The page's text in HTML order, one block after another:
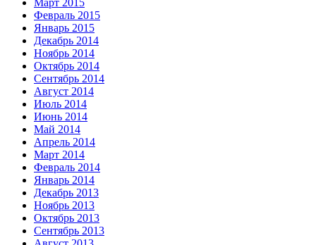
Февраль 2015
Январь 2015
Декабрь 2014
Ноябрь 2014
Октябрь 2014
Сентябрь 2014
Август 2014
Июль 2014
Июнь 2014
Май 2014
Апрель 2014
Март 2014
Февраль 2014
Январь 2014
Декабрь 2013
Ноябрь 2013
Октябрь 2013
Сентябрь 2013